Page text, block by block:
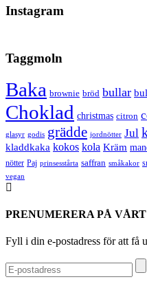
Instagram
Taggmoln
Baka brownie bröd bullar
Choklad christmas citron
glasyr godis grädde jordnötter Jul
kladdkaka kokos kola Kräm
nötter Paj prinsesstårta saffran småkakor
vegan
PRENUMERERA PÅ
Fyll i din e-postadress för att få